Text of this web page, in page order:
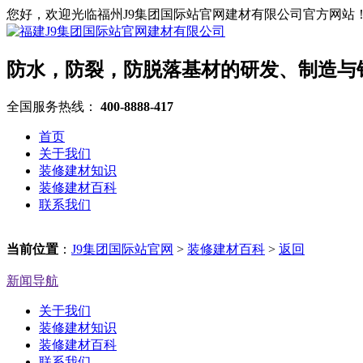
您好，欢迎光临福州J9集团国际站官网建材有限公司官方网站
防水，防裂，防脱落基材的研发、制造与
全国服务热线： 400-8888-417
首页
关于我们
装修建材知识
装修建材百科
联系我们
当前位置 ： J9集团国际站官网 > 装修建材百科 > 返回
新闻导航
关于我们
装修建材知识
装修建材百科